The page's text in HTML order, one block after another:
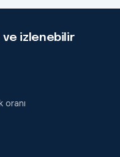
izlenebilir
oranı